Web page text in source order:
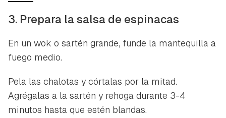
3. Prepara la salsa de espinacas
En un wok o sartén grande, funde la mantequilla a
fuego medio.
Pela las chalotas y córtalas por la mitad.
Agrégalas a la sartén y rehoga durante 3-4
minutos hasta que estén blandas.